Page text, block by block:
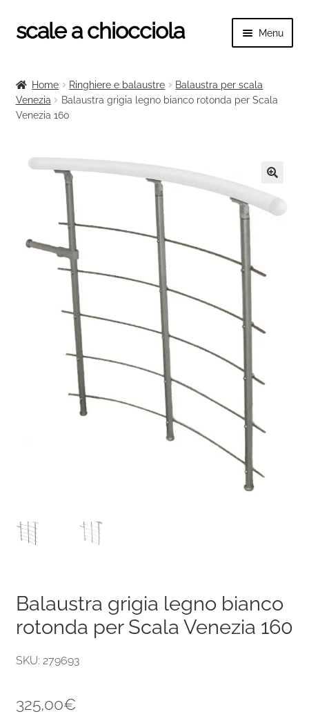
Vai
alla
Vai
al
scale a chiocciola Menu
menu
Tutte le scale
menu
Ringhiere e balaustre
Home Ringhiere e balaustre
Balaustra per scala
Venezia
Balaustra grigia legno bianco rotonda per Scala
Venezia 160
🔍
Balaustra grigia legno bianco
rotonda per Scala Venezia 160
SKU: 279693
325,00€